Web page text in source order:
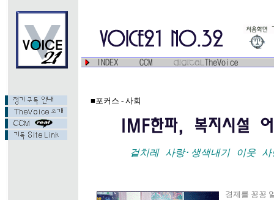
■포커스 - 사회
겉치레 사랑·생색내기 이웃
경제를 꽁꽁